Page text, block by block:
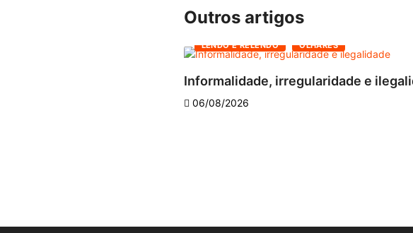
Outros artigos
LENDO E RELENDO OLHARES
Informalidade, irregularidade e
06/08/2026